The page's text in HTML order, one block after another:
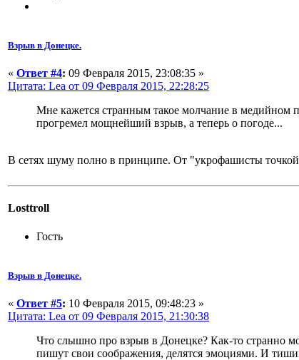
Взрыв в Донецке.
« Ответ #4: 09 Февраля 2015, 23:08:35 »
Цитата: Lea от 09 Февраля 2015, 22:28:25
Мне кажется странным такое молчание в медийном
прогремел мощнейший взрыв, а теперь о погоде...
В сетях шуму полно в принципе. От "укрофашисты
Losttroll
Гость
Взрыв в Донецке.
« Ответ #5: 10 Февраля 2015, 09:48:23 »
Цитата: Lea от 09 Февраля 2015, 21:30:38
Что слышно про взрыв в Донецке? Как-то странно
пишут свои соображения, делятся эмоциями. И